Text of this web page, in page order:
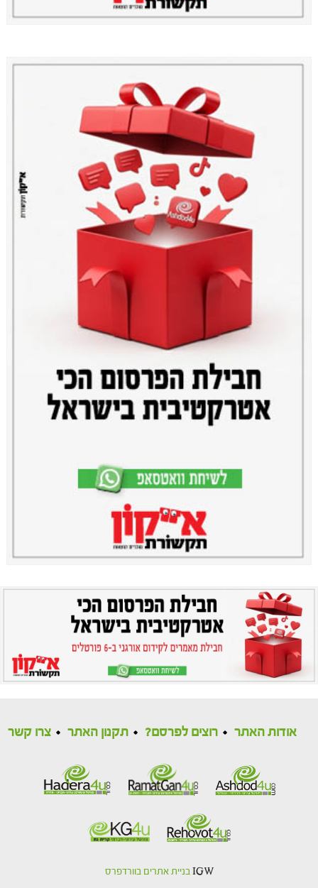
אודות האתר רוצים לפרסם? תקנון האתר צרו קשר
IGW בניית אתרים בוורדפרס